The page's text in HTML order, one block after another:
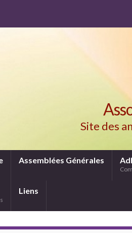
Site des
Assemblées Générales
Liens